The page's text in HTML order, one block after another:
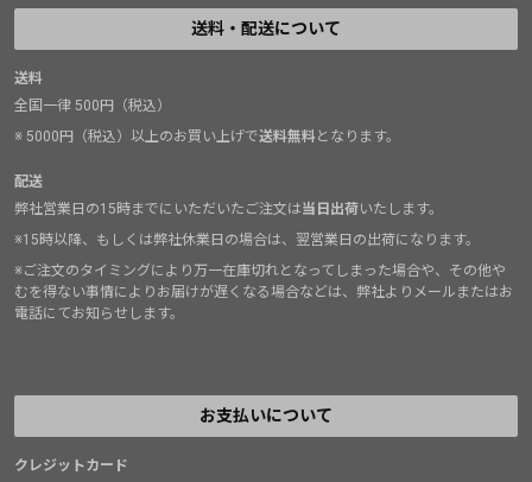
送料・配送について
送料
全国一律 500円（税込）
※ 5000円（税込）以上のお買い上げで送料無料となります。
配送
弊社営業日の15時までにいただいたご注文は当日出荷いたします。
※15時以降、もしくは弊社休業日の場合は、翌営業日の出荷になります。
※ご注文のタイミングにより万一在庫切れとなってしまった場合や、その他や
むを得ない事情によりお届けが遅くなる場合などは、弊社よりメールまたはお
電話にてお知らせします。
お支払いについて
クレジットカード